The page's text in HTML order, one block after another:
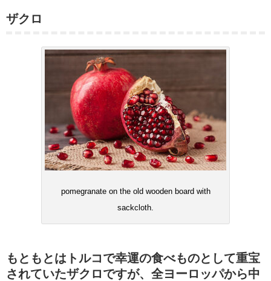
ザクロ
pomegranate on the old wooden board with
sackcloth.
もともとはトルコで幸運の食べものとして重宝
されていたザクロですが、全ヨーロッパから中